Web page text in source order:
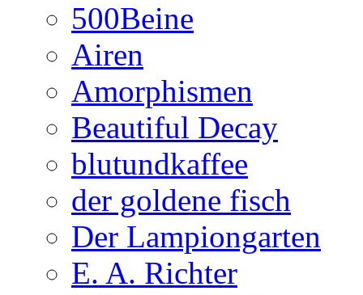
500Beine
Airen
Amorphismen
Beautiful Decay
blutundkaffee
der goldene fisch
Der Lampiongarten
E. A. Richter